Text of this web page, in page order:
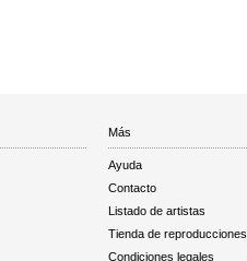
Más
Ayuda
Contacto
Listado de artistas
Tienda de reproducciones
Condiciones legales